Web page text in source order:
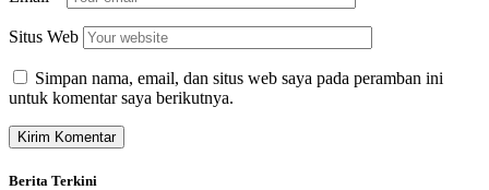
Situs Web
Simpan nama, email, dan situs web saya pada peramban ini
untuk komentar saya berikutnya.
Berita Terkini